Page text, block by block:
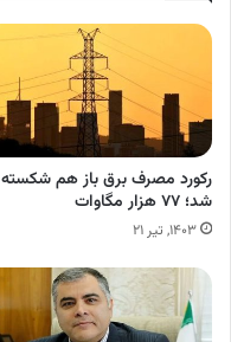
رکورد مصرف برق باز هم شکسته
شد؛ ۷۷ هزار مگاوات
۱۴۰۳, تیر ۲۱